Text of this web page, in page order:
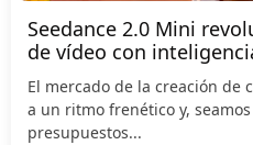
Seedance 2.0 Mini
de vídeo con
El mercado de la creación de
a un ritmo frenético y,
presupuestos...